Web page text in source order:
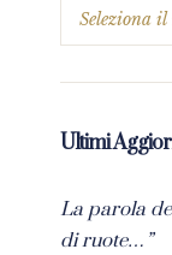
Ultimi
La parola
di ruote…”